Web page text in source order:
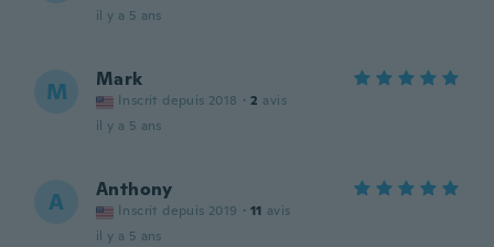
il y a 5 ans
M Mark
Inscrit depuis 2018 · 2 avis
il y a 5 ans
A Anthony
Inscrit depuis 2019 · 11 avis
il y a 5 ans